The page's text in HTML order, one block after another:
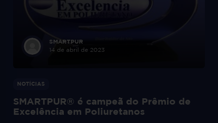
SMARTPUR
14 de abril de 2023
NOTÍCIAS
SMARTPUR® é campeã do Prêmio de
Excelência em Poliuretanos